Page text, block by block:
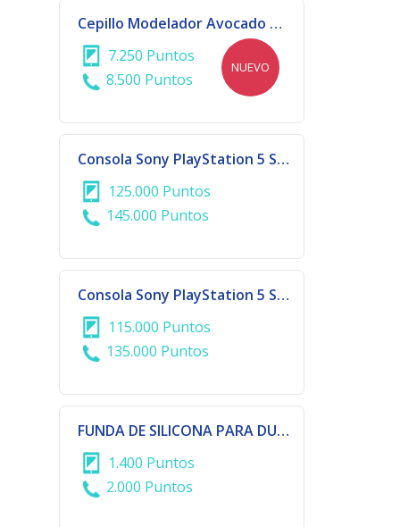
Cepillo Modelador Avocado Power 3D Bivoltaje | 914 - 3816
7.250 Puntos
8.500 Puntos
NUEVO
Consola Sony PlayStation 5 Slim 1TB con Lector de Disco – Bundle Astro Bot + Gran Turismo 7
125.000 Puntos
145.000 Puntos
Consola Sony PlayStation 5 Slim 825GB Digital – Bundle Astro Bot + Gran Turismo 7
115.000 Puntos
135.000 Puntos
FUNDA DE SILICONA PARA DUALSHOCK- PS5
1.400 Puntos
2.000 Puntos